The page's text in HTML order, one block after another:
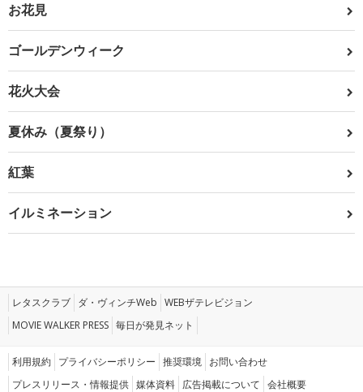
お花見
ゴールデンウィーク
花火大会
夏休み（夏祭り）
紅葉
イルミネーション
レタスクラブ ダ・ヴィンチWeb WEBザテレビジョン
MOVIE WALKER PRESS 毎日が発見ネット
利用規約 プライバシーポリシー 推奨環境 お問い合わせ
プレスリリース・情報提供 媒体資料 広告掲載について 会社概要